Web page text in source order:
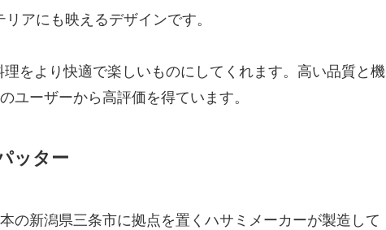
アにも映えるデザインです。
をより快適で楽しいものにしてくれます。高い品質と機
ユーザーから高評価を得ています。
ッター
の新潟県三条市に拠点を置くハサミメーカーが製造して